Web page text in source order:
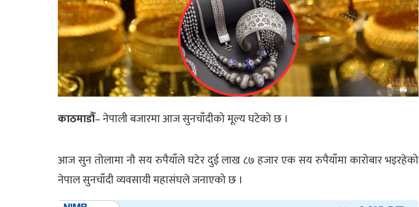
काठमाडौँ– नेपाली बजारमा आज सुनचाँदीको मूल्य घटेको छ ।
आज सुन तोलामा नौ सय रुपैयाँले घटेर दुई लाख ८७ हजार एक सय रुपैयाँमा कारोबार भइरहेको
नेपाल सुनचाँदी व्यवसायी महासंघले जनाएको छ ।